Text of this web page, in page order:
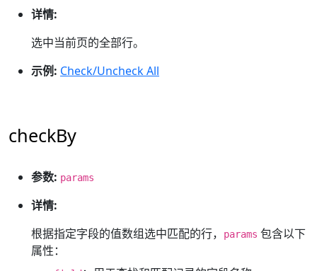
详情:
选中当前页的全部行。
示例: Check/Uncheck All
checkBy
参数: params
详情:
根据指定字段的值数组选中匹配的行，
params 包含以下
属性：